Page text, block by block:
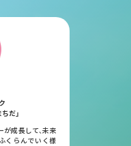
だ」
が成長して、未来
くらんでいく様